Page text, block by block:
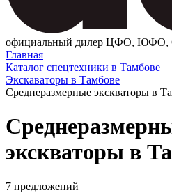
официальный дилер ЦФО,
Главная
Каталог спецтехники в Тамбове
Экскаваторы в Тамбове
Среднеразмерные экскваторы в
экскваторы в
7 предложений